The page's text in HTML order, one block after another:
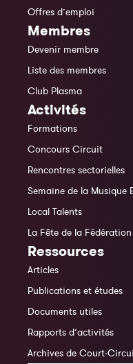
Offres d’emploi
Membres
Devenir membre
Liste des membres
Club Plasma
Activités
Formations
Concours Circuit
Rencontres sectorielles
Semaine de la Musique
Local Talents
La Fête de la
Ressources
Articles
Publications et études
Documents utiles
Rapports d’activités
Archives de Court-